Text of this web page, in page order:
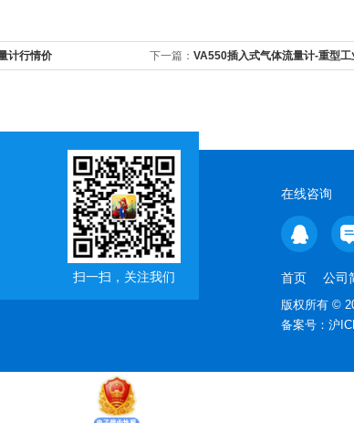
计行情价 下一篇： VA550插入式气体流量计-重型工
扫一扫，关注我们
在线咨询
首页 公司
版权所有 ©
备案号： 沪